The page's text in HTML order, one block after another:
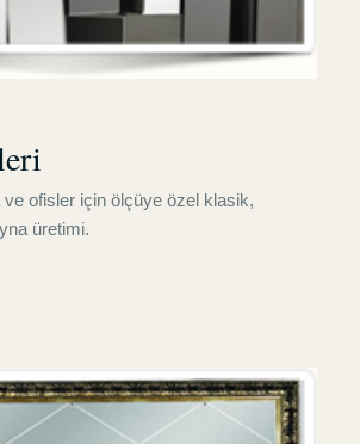
ofisler için ölçüye özel klasik,
üretimi.